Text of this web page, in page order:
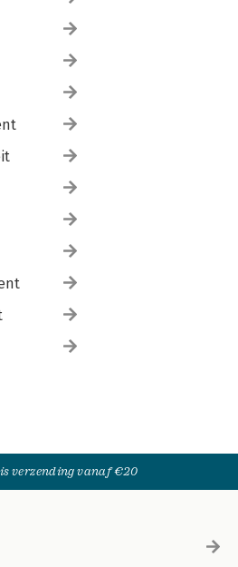
verzending vanaf €20